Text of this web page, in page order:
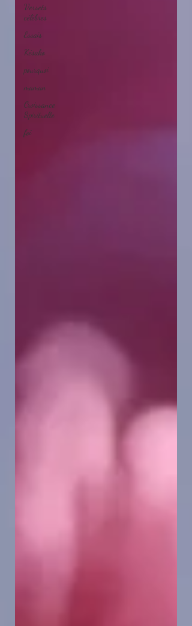
Versets
célèbres
Essais
Késako
pourquoi
maman
Croissance
Spirituelle
foi